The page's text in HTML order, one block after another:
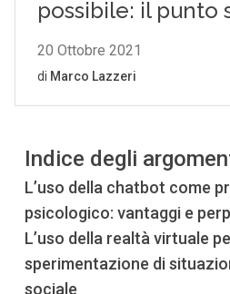
Indice degli
L’uso della chatbot come
psicologico: vantaggi e
L’uso della realtà virtuale
sperimentazione di
sociale